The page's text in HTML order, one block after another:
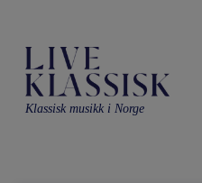
Klassisk musikk i Norge